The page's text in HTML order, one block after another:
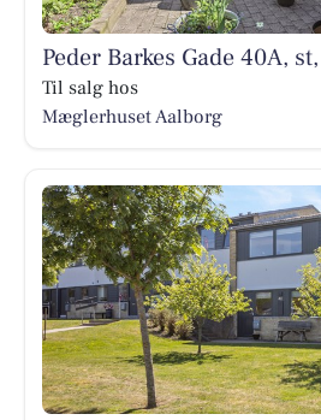
Peder Barkes Gade 40A,
Til salg hos
Mæglerhuset Aalborg